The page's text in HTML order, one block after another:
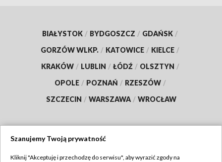
BIAŁYSTOK / BYDGOSZCZ / GDAŃSK /
GORZÓW WLKP. / KATOWICE / KIELCE /
KRAKÓW / LUBLIN / ŁÓDŹ / OLSZTYN /
OPOLE / POZNAŃ / RZESZÓW /
SZCZECIN / WARSZAWA / WROCŁAW
Szanujemy Twoją prywatność
Kliknij "Akceptuję i przechodzę do serwisu", aby wyrazić zgody na